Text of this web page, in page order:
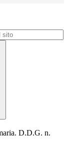
D.D.G. n.